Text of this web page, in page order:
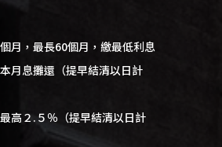
月，最長60個月，繳最低利息
月息攤還（提早結清以日計
高２.５％（提早結清以日計